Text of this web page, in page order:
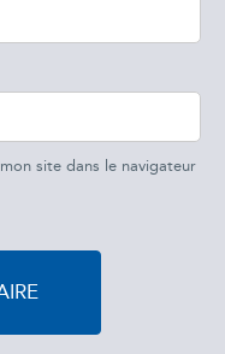
site dans le navigateur